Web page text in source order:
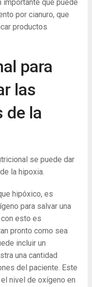
importante que puede
por cianuro, que
productos
para
las
de la
se puede dar
la hipoxia.
hipóxico, es
para salvar una
esto es
pronto como sea
incluir un
una cantidad
del paciente. Este
nivel de oxígeno en